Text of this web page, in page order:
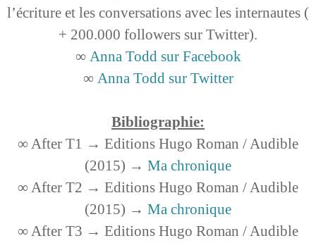
l’écriture et les conversations avec les internautes (
+ 200.000 followers sur Twitter).
∞ Anna Todd sur Facebook
∞ Anna Todd sur Twitter
Bibliographie:
∞ After T1 → Editions Hugo Roman / Audible
(2015) → Ma chronique
∞ After T2 → Editions Hugo Roman / Audible
(2015) → Ma chronique
∞ After T3 → Editions Hugo Roman / Audible